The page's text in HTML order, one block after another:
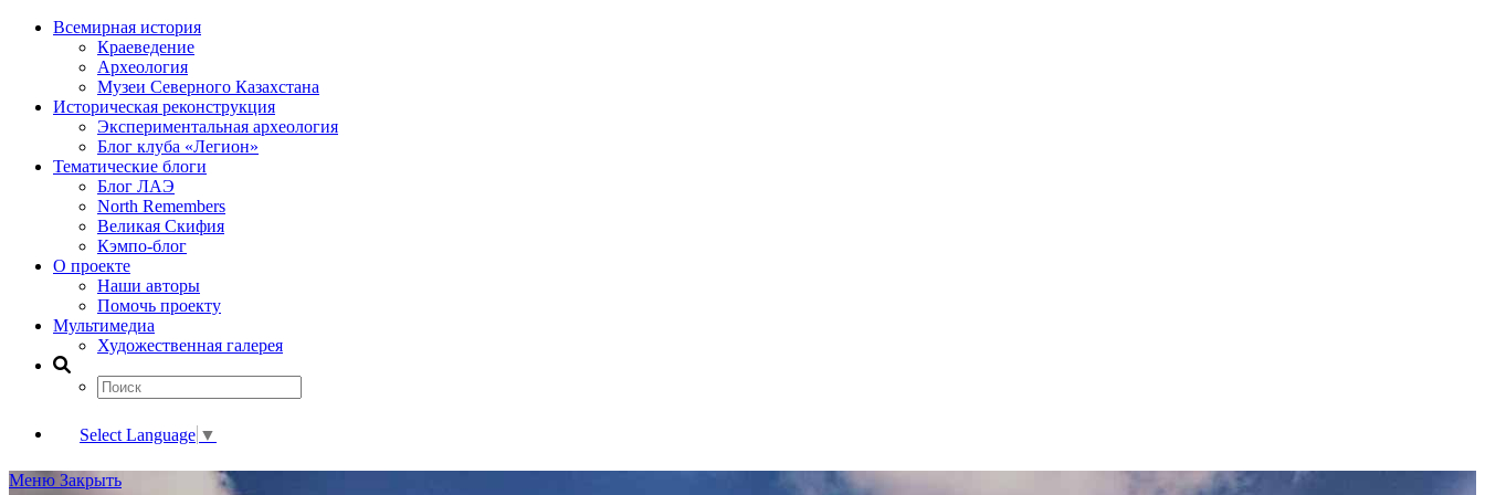
Всемирная история
Краеведение
Археология
Музеи Северного Казахстана
Историческая реконструкция
Экспериментальная археология
Блог клуба «Легион»
Тематические блоги
Блог ЛАЭ
North Remembers
Великая Скифия
Кэмпо-блог
О проекте
Наши авторы
Помочь проекту
Мультимедиа
Художественная галерея
Select Language ▼
Меню Закрыть